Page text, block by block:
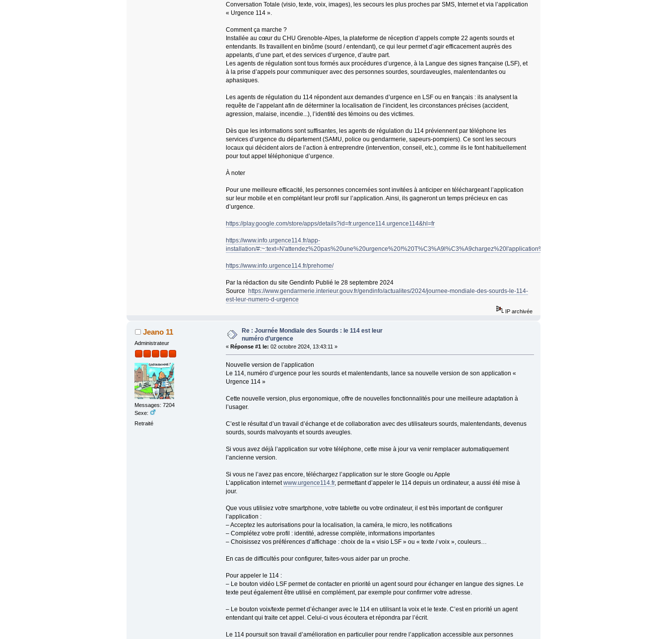
Conversation Totale (visio, texte, voix, images), les secours les plus proches par SMS, Internet et via l’application
« Urgence 114 ».
Comment ça marche ?
Installée au cœur du CHU Grenoble-Alpes, la plateforme de réception d’appels compte 22 agents sourds et
entendants. Ils travaillent en binôme (sourd / entendant), ce qui leur permet d’agir efficacement auprès des
appelants, d’une part, et des services d’urgence, d’autre part.
Les agents de régulation sont tous formés aux procédures d’urgence, à la Langue des signes française (LSF), et
à la prise d’appels pour communiquer avec des personnes sourdes, sourdaveugles, malentendantes ou
aphasiques.
Les agents de régulation du 114 répondent aux demandes d’urgence en LSF ou en français : ils analysent la
requête de l’appelant afin de déterminer la localisation de l’incident, les circonstances précises (accident,
agression, malaise, incendie...), l’identité des témoins ou des victimes.
Dès que les informations sont suffisantes, les agents de régulation du 114 préviennent par téléphone les
services d’urgence du département (SAMU, police ou gendarmerie, sapeurs-pompiers). Ce sont les secours
locaux qui décident alors de l’action à entreprendre (intervention, conseil, etc.), comme ils le font habituellement
pour tout appel téléphonique d’urgence.
À noter
Pour une meilleure efficacité, les personnes concernées sont invitées à anticiper en téléchargeant l’application
sur leur mobile et en complétant leur profil sur l’application. Ainsi, ils gagneront un temps précieux en cas
d’urgence.
https://play.google.com/store/apps/details?id=fr.urgence114.urgence114&hl=fr
https://www.info.urgence114.fr/app-
installation/#:~:text=N'attendez%20pas%20une%20urgence%20!%20T%C3%A9l%C3%A9chargez%20l'application%20Urgence%20114%20pour
https://www.info.urgence114.fr/prehome/
Par la rédaction du site Gendinfo Publié le 28 septembre 2024
Source
https://www.gendarmerie.interieur.gouv.fr/gendinfo/actualites/2024/journee-mondiale-des-sourds-le-114-
est-leur-numero-d-urgence
IP archivée
Jeano 11
Administrateur
Messages: 7204
Sexe:
Retraité
Re : Journée Mondiale des Sourds : le 114 est leur
numéro d’urgence
« Réponse #1 le: 02 octobre 2024, 13:43:11 »
Nouvelle version de l’application
Le 114, numéro d’urgence pour les sourds et malentendants, lance sa nouvelle version de son application «
Urgence 114 »
Cette nouvelle version, plus ergonomique, offre de nouvelles fonctionnalités pour une meilleure adaptation à
l’usager.
C’est le résultat d’un travail d’échange et de collaboration avec des utilisateurs sourds, malentendants, devenus
sourds, sourds malvoyants et sourds aveugles.
Si vous avez déjà l’application sur votre téléphone, cette mise à jour va venir remplacer automatiquement
l’ancienne version.
Si vous ne l’avez pas encore, téléchargez l’application sur le store Google ou Apple
L’application internetwww.urgence114.fr, permettant d’appeler le 114 depuis un ordinateur, a aussi été mise à
jour.
Que vous utilisiez votre smartphone, votre tablette ou votre ordinateur, il est très important de configurer
l’application :
– Acceptez les autorisations pour la localisation, la caméra, le micro, les notifications
– Complétez votre profil : identité, adresse complète, informations importantes
– Choisissez vos préférences d’affichage : choix de la « visio LSF » ou « texte / voix », couleurs…
En cas de difficultés pour configurer, faites-vous aider par un proche.
Pour appeler le 114 :
– Le bouton vidéo LSF permet de contacter en priorité un agent sourd pour échanger en langue des signes. Le
texte peut également être utilisé en complément, par exemple pour confirmer votre adresse.
– Le bouton voix/texte permet d’échanger avec le 114 en utilisant la voix et le texte. C’est en priorité un agent
entendant qui traite cet appel. Celui-ci vous écoutera et répondra par l’écrit.
Le 114 poursuit son travail d’amélioration en particulier pour rendre l’application accessible aux personnes